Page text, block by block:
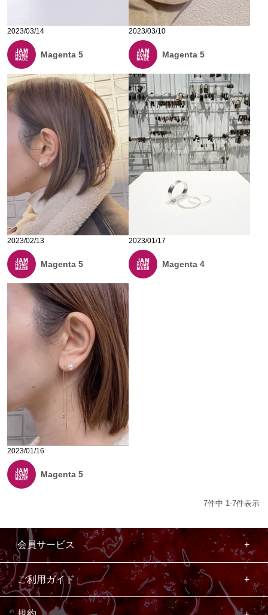
2023/03/14
Magenta 5
2023/03/10
Magenta 5
2023/02/13
Magenta 5
2023/01/17
Magenta 4
2023/01/16
Magenta 5
7件中 1 -7件表示
会員サービス
ご利用ガイド